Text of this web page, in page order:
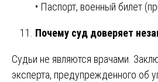
• Паспорт, военный билет
Почему суд доверяет
Судьи не являются врачами.
эксперта, предупрежденного об